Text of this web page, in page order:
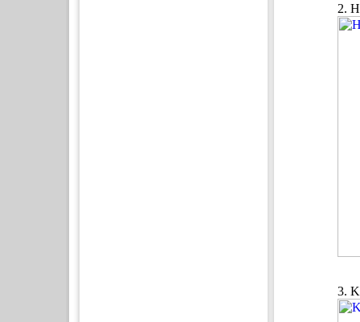
2.
3.